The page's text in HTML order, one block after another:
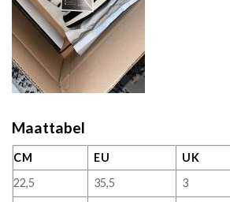
Maattabel
CM EU UK
22,5
35,5 3